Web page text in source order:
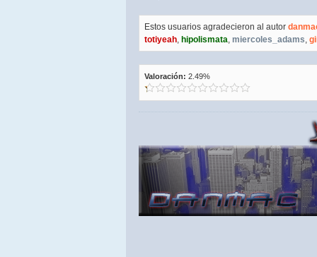
Estos usuarios agradecieron al autor
totiyeah, hipolismata, miercoles_adams,
Valoración: 2.49%